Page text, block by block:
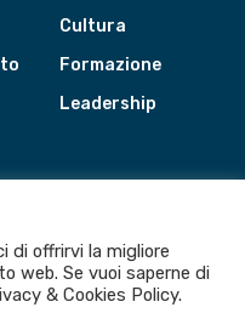
Cultura
Formazione
Leadership
di offrirvi la migliore
web. Se vuoi saperne di
& Cookies Policy.